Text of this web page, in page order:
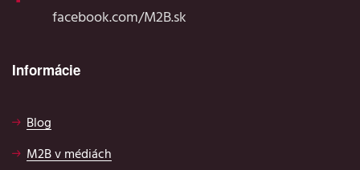
facebook.com/M2B.sk
Informácie
Blog
M2B v médiách